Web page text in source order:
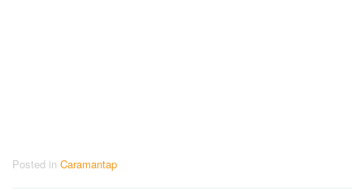
Posted in Caramantap